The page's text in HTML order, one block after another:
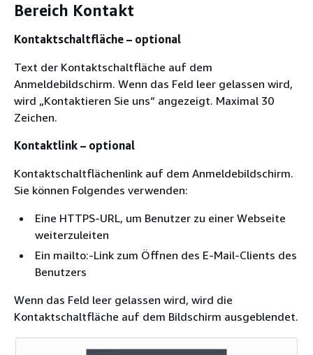
Bereich Kontakt
Kontaktschaltfläche – optional
Text der Kontaktschaltfläche auf dem
Anmeldebildschirm. Wenn das Feld leer gelassen wird,
wird „Kontaktieren Sie uns“ angezeigt. Maximal 30
Zeichen.
Kontaktlink – optional
Kontaktschaltflächenlink auf dem Anmeldebildschirm.
Sie können Folgendes verwenden:
Eine HTTPS-URL, um Benutzer zu einer Webseite
weiterzuleiten
Ein mailto:-Link zum Öffnen des E-Mail-Clients des
Benutzers
Wenn das Feld leer gelassen wird, wird die
Kontaktschaltfläche auf dem Bildschirm ausgeblendet.